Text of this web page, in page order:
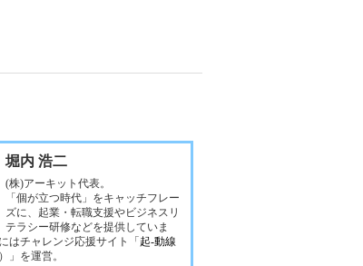
堀内 浩二
(株)アーキット代表。
「個が立つ時代」をキャッチフレー
ズに、起業・転職支援やビジネスリ
テラシー研修などを提供していま
はチャレンジ応援サイト「 起-動線
」を運営。